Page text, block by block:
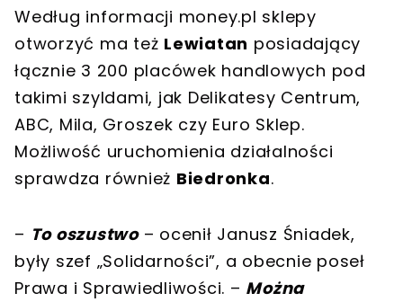
Według informacji money.pl sklepy
otworzyć ma też Lewiatan posiadający
łącznie 3 200 placówek handlowych pod
takimi szyldami, jak Delikatesy Centrum,
ABC, Mila, Groszek czy Euro Sklep.
Możliwość uruchomienia działalności
sprawdza również Biedronka.
– To oszustwo– ocenił Janusz Śniadek,
były szef „Solidarności”, a obecnie poseł
Prawa i Sprawiedliwości. – Można